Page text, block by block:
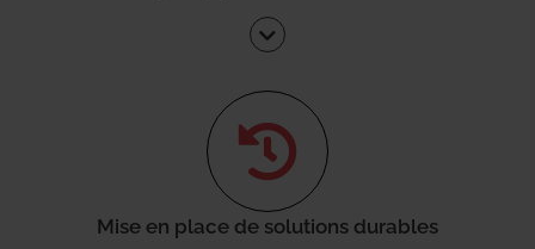
Mise en place de solutions durables